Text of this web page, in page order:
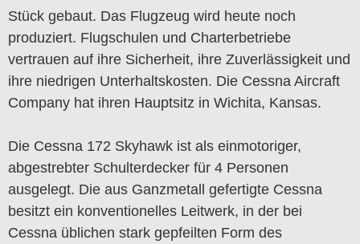
Stück gebaut. Das Flugzeug wird heute noch
produziert. Flugschulen und Charterbetriebe
vertrauen auf ihre Sicherheit, ihre Zuverlässigkeit und
ihre niedrigen Unterhaltskosten. Die Cessna Aircraft
Company hat ihren Hauptsitz in Wichita, Kansas.
Die Cessna 172 Skyhawk ist als einmotoriger,
abgestrebter Schulterdecker für 4 Personen
ausgelegt. Die aus Ganzmetall gefertigte Cessna
besitzt ein konventionelles Leitwerk, in der bei
Cessna üblichen stark gepfeilten Form des